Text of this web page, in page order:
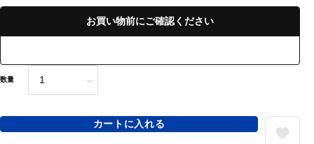
お買い物前にご確認ください
数量
カートに入れる